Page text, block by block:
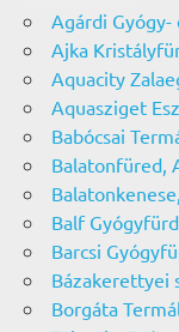
Agárdi
Ajka
Aquacity
Aquasziget
Babócsai
Balatonfüred,
Balf
Barcsi
Bázakerettyei
Borgáta